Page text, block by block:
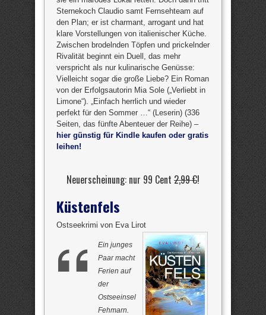
Sternekoch Claudio samt Fernsehteam auf
den Plan; er ist charmant, arrogant und hat
klare Vorstellungen von italienischer Küche.
Zwischen brodelnden Töpfen und prickelnder
Rivalität beginnt ein Duell, das mehr
verspricht als nur kulinarische Genüsse:
Vielleicht sogar die große Liebe? Ein Roman
von der Erfolgsautorin Mia Sole („Verliebt in
Limone“). „Einfach herrlich und wieder
perfekt für den Sommer …“ (Leserin) (336
Seiten, das fünfte Abenteuer der Reihe) –
hier günstig für Kindle kaufen oder gratis
leihen!
Neuerscheinung: nur 99 Cent 2,99 €!
Küstenfels
Ostseekrimi von Eva Lirot
Ein junges
Paar macht
Ferien auf
der
Ostseeinsel
Fehmarn.